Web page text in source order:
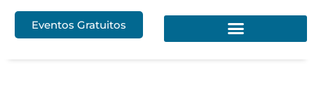
Eventos Gratuitos